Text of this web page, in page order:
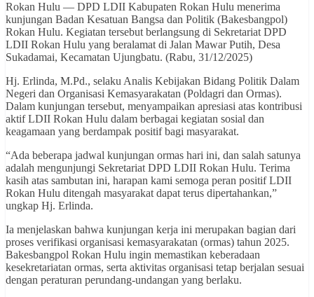
Rokan Hulu — DPD LDII Kabupaten Rokan Hulu menerima
kunjungan Badan Kesatuan Bangsa dan Politik (Bakesbangpol)
Rokan Hulu. Kegiatan tersebut berlangsung di Sekretariat DPD
LDII Rokan Hulu yang beralamat di Jalan Mawar Putih, Desa
Sukadamai, Kecamatan Ujungbatu. (Rabu, 31/12/2025)
Hj. Erlinda, M.Pd., selaku Analis Kebijakan Bidang Politik Dalam
Negeri dan Organisasi Kemasyarakatan (Poldagri dan Ormas).
Dalam kunjungan tersebut, menyampaikan apresiasi atas kontribusi
aktif LDII Rokan Hulu dalam berbagai kegiatan sosial dan
keagamaan yang berdampak positif bagi masyarakat.
“Ada beberapa jadwal kunjungan ormas hari ini, dan salah satunya
adalah mengunjungi Sekretariat DPD LDII Rokan Hulu. Terima
kasih atas sambutan ini, harapan kami semoga peran positif LDII
Rokan Hulu ditengah masyarakat dapat terus dipertahankan,”
ungkap Hj. Erlinda.
Ia menjelaskan bahwa kunjungan kerja ini merupakan bagian dari
proses verifikasi organisasi kemasyarakatan (ormas) tahun 2025.
Bakesbangpol Rokan Hulu ingin memastikan keberadaan
kesekretariatan ormas, serta aktivitas organisasi tetap berjalan sesuai
dengan peraturan perundang-undangan yang berlaku.